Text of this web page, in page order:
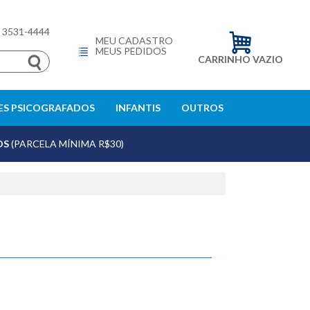
3531-4444
MEU CADASTRO
MEUS PEDIDOS
CARRINHO VAZIO
PSICOGRAFADOS INFANTIS OUTROS
(PARCELA MÍNIMA R$30)